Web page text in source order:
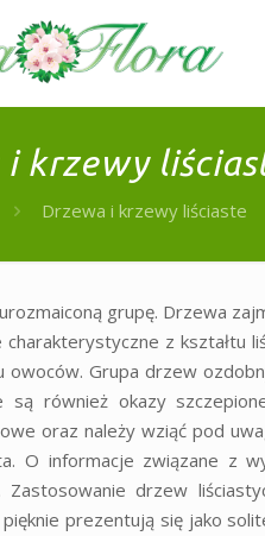
i krzewy
Drzewa i krzewy liściaste
grupę. Drzewa
charakterystyczne z kształtu
owoców. Grupa drzew
są również okazy
oraz należy wziąć pod
O informacje związane z
Zastosowanie drzew
prezentują się jako